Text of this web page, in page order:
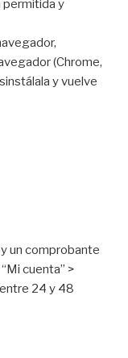
permitida y
(Chrome,
y vuelve
un comprobante
cuenta” >
24 y 48